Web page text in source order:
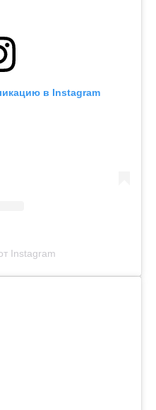
в Instagram
Instagram